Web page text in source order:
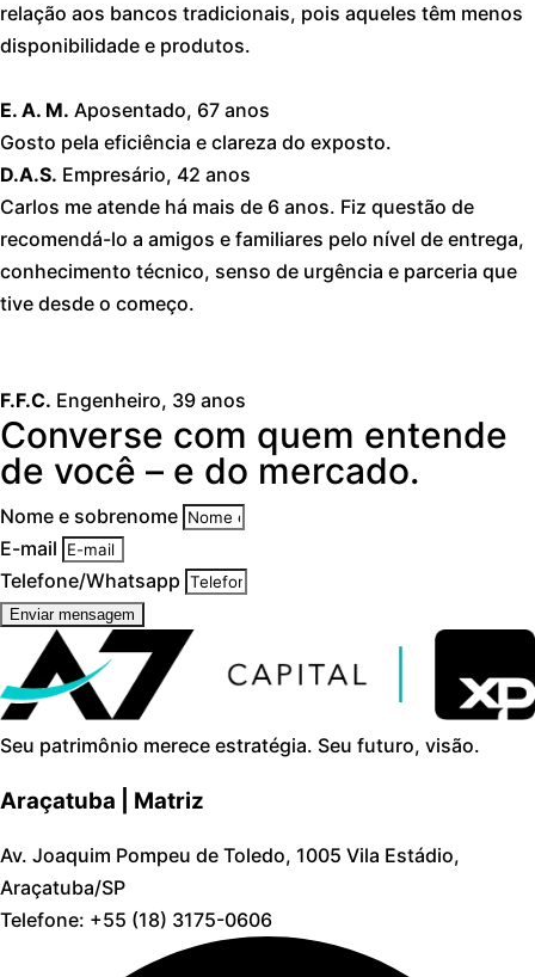
relação aos bancos tradicionais, pois aqueles têm menos
disponibilidade e produtos.
E. A. M. Aposentado, 67 anos
Gosto pela eficiência e clareza do exposto.
D.A.S. Empresário, 42 anos
Carlos me atende há mais de 6 anos. Fiz questão de
recomendá-lo a amigos e familiares pelo nível de entrega,
conhecimento técnico, senso de urgência e parceria que
tive desde o começo.
F.F.C. Engenheiro, 39 anos
Converse com quem entende
de você – e do mercado.
Nome e sobrenome
E-mail
Telefone/Whatsapp
Enviar mensagem
Seu patrimônio merece estratégia. Seu futuro, visão.
Araçatuba | Matriz
Av. Joaquim Pompeu de Toledo, 1005 Vila Estádio,
Araçatuba/SP
Telefone: +55 (18) 3175-0606